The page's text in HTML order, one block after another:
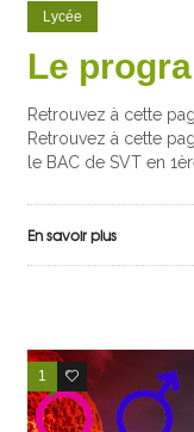
Lycée
Le
Retrouvez à cette
Retrouvez à cette
le BAC de SVT en
En savoir plus
1 2